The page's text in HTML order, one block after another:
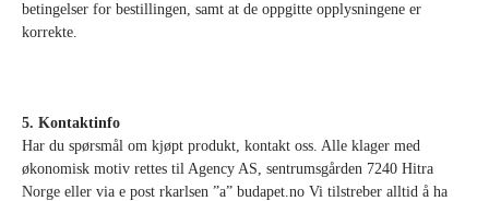
betingelser for bestillingen, samt at de oppgitte opplysningene er
korrekte.
5. Kontaktinfo
Har du spørsmål om kjøpt produkt, kontakt oss. Alle klager med
økonomisk motiv rettes til Agency AS, sentrumsgården 7240 Hitra
Norge eller via e post rkarlsen ”a” budapet.no Vi tilstreber alltid å ha